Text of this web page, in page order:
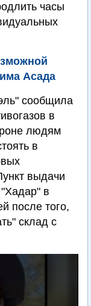
часы
Асада
сообщила
в
людям
в
выдачи
"Хадар" в
после того,
склад с